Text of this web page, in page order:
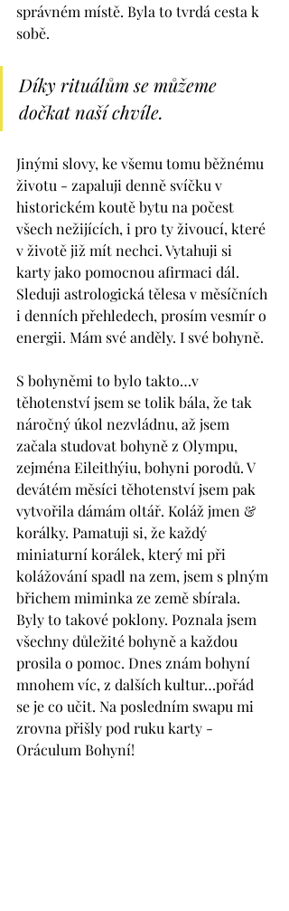
správném místě. Byla to tvrdá cesta k
sobě.
Díky rituálům se můžeme
dočkat naší chvíle.
Jinými slovy, ke všemu tomu běžnému
životu - zapaluji denně svíčku v
historickém koutě bytu na počest
všech nežijících, i pro ty živoucí, které
v životě již mít nechci. Vytahuji si
karty jako pomocnou afirmaci dál.
Sleduji astrologická tělesa v měsíčních
i denních přehledech, prosím vesmír o
energii. Mám své anděly. I své bohyně.
S bohyněmi to bylo takto…v
těhotenství jsem se tolik bála, že tak
náročný úkol nezvládnu, až jsem
začala studovat bohyně z Olympu,
zejména Eileithýiu, bohyni porodů. V
devátém měsíci těhotenství jsem pak
vytvořila dámám oltář. Koláž jmen &
korálky. Pamatuji si, že každý
miniaturní korálek, který mi při
kolážování spadl na zem, jsem s plným
břichem miminka ze země sbírala.
Byly to takové poklony. Poznala jsem
všechny důležité bohyně a každou
prosila o pomoc. Dnes znám bohyní
mnohem víc, z dalších kultur…pořád
se je co učit. Na posledním swapu mi
zrovna přišly pod ruku karty -
Oráculum Bohyní!